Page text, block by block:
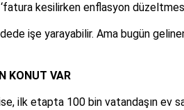
kesilirken enflasyon düzeltmesi
işe yarayabilir. Ama bugün
KONUT VAR
ilk etapta 100 bin vatandaşın ev